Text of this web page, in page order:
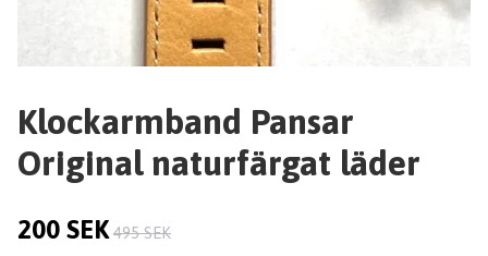
Klockarmband Pansar
Original naturfärgat läder
200 SEK 495 SEK